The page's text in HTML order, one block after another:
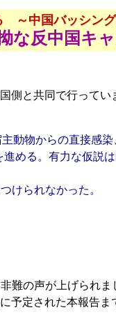
～中国バッシン
な反中国キ
と共同で行って
動物からの直接感
める。有力な仮説
けられなかった。
の声が上げられ
定された本報告